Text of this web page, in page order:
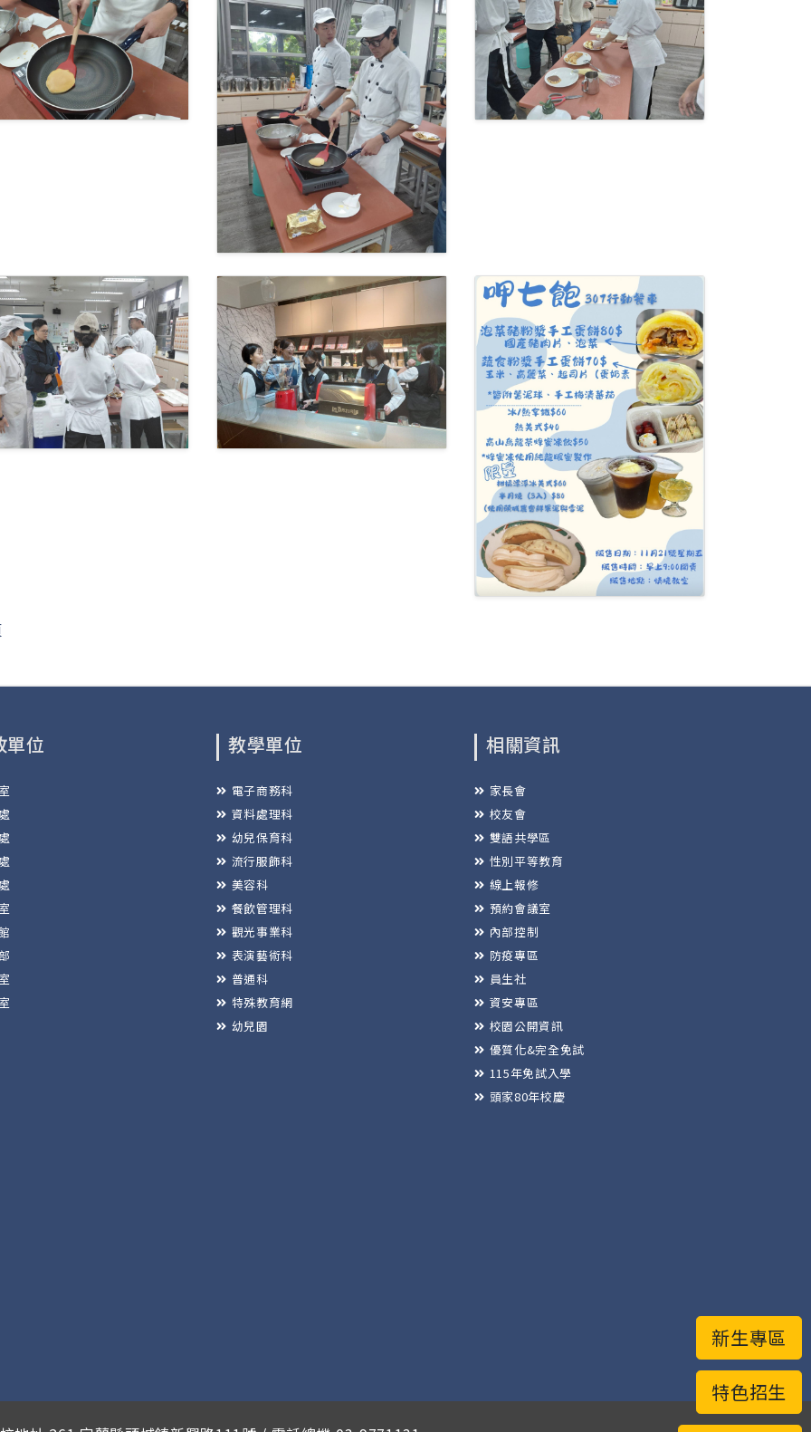
特色招生
新生專區
單位 教學單位
電子商務科
資料處理科
幼兒保育科
流行服飾科
美容科
餐飲管理科
觀光事業科
表演藝術科
普通科
特殊教育網
幼兒園
相關資訊
家長會
校友會
雙語共學區
性別平等教育
線上報修
預約會議室
內部控制
防疫專區
員生社
資安專區
校園公開資訊
優質化&完全免試
115年免試入學
頭家80年校慶